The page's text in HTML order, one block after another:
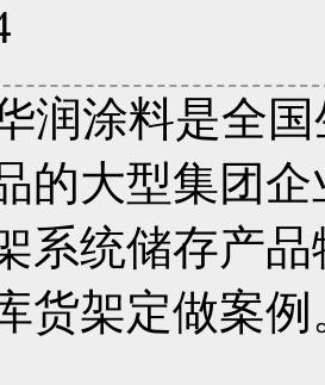
润涂料是全
的大型集团
系统储存产
货架定做案例